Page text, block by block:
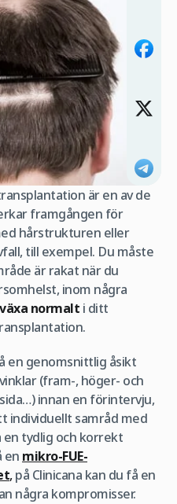
är en av de
framgången för
hårstrukturen eller
till exempel. Du måste
är rakat när du
inom några
normalt i ditt
en genomsnittlig åsikt
(fram-, höger- och
innan en förintervju,
individuellt samråd med
tydlig och korrekt
en mikro-FUE-
,på Clinicana kan du få en
några kompromisser.